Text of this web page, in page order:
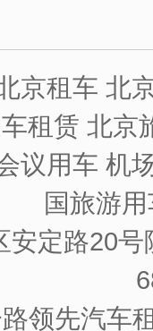
京租车 北
租赁 北京
议用车 机
国旅游
安定路20
领先汽车